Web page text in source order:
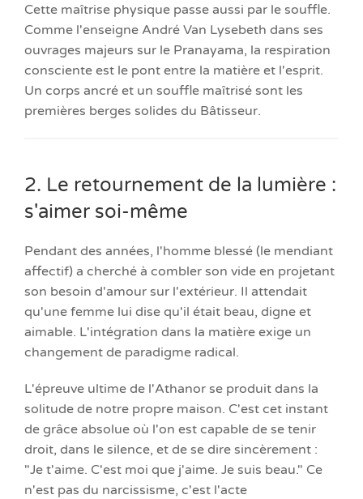
Cette maîtrise physique passe aussi par le souffle.
Comme l'enseigne André Van Lysebeth dans ses
ouvrages majeurs sur le Pranayama, la respiration
consciente est le pont entre la matière et l'esprit.
Un corps ancré et un souffle maîtrisé sont les
premières berges solides du Bâtisseur.
2. Le retournement de la lumière :
s'aimer soi-même
Pendant des années, l'homme blessé (le mendiant
affectif) a cherché à combler son vide en projetant
son besoin d'amour sur l'extérieur. Il attendait
qu'une femme lui dise qu'il était beau, digne et
aimable. L'intégration dans la matière exige un
changement de paradigme radical.
L'épreuve ultime de l'Athanor se produit dans la
solitude de notre propre maison. C'est cet instant
de grâce absolue où l'on est capable de se tenir
droit, dans le silence, et de se dire sincèrement :
"Je t'aime. C'est moi que j'aime. Je suis beau." Ce
n'est pas du narcissisme, c'est l'acte